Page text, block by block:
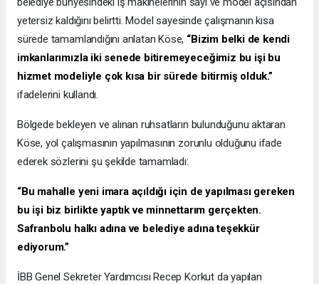
yetersiz kaldığını belirtti. Model sayesinde çalışmanın kısa
sürede tamamlandığını anlatan Köse, “Bizim belki de kendi
imkanlarımızla iki senede bitiremeyeceğimiz bu işi bu
hizmet modeliyle çok kısa bir sürede bitirmiş olduk.”
ifadelerini kullandı.
Bölgede bekleyen ve alınan ruhsatların bulunduğunu aktaran
Köse, yol çalışmasının yapılmasının zorunlu olduğunu ifade
ederek sözlerini şu şekilde tamamladı:
“Bu mahalle yeni imara açıldığı için de yapılması gereken
bu işi biz birlikte yaptık ve minnettarım gerçekten.
Safranbolu halkı adına ve belediye adına teşekkür
ediyorum.”
İBB Genel Sekreter Yardımcısı Recep Korkut da yapılan